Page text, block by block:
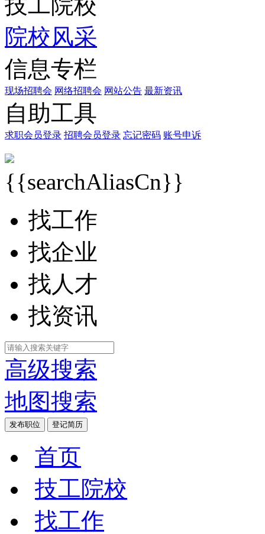
院校风采
信息专栏
现场招聘会 网络招聘会 网站公告 最新资讯
自助工具
求职会员登录 招聘会员登录 忘记密码 账号申诉
{{searchAliasCn}}
找工作
找企业
找人才
找资讯
高级搜索
地图搜索
发布职位 登记简历
首页
技工院校
找工作